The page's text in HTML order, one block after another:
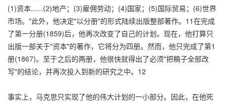
(1)资本......(2)地产；(3)雇佣劳动；(4)国家；(5)国际贸易；(6)世界
市场。"此外，他决定"以分册"的形式陆续出版整部著作。11在完成
了第一分册(1859)后，他再次改变了自己的计划。现在，他打算只
出版一部关于"资本"的著作，它将分为四册。然而，他只完成了第1
册(1867)。至于之后的两册，他很快就得出了必须"把稿子全部改
写"的结论，并再次投入到新的研究之中。12
事实上，马克思只实现了他的伟大计划的一小部分。因此，在他死